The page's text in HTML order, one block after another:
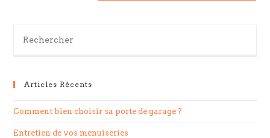
Articles Récents
Comment bien choisir sa porte de garage ?
Entretien de vos menuiseries